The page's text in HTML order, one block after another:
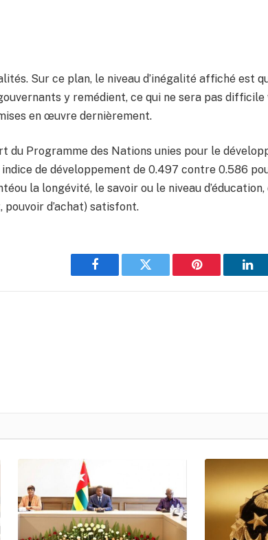
Sur ce plan, le niveau d’inégalité affiché est
y remédient, ce qui ne sera pas
en œuvre dernièrement.
du Programme des Nations unies pour le
de développement de 0.497 contre 0.586
la longévité, le savoir ou le niveau
d’achat) satisfont.
Facebook Twitter Pinterest